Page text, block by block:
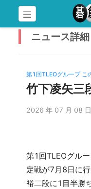
ニュース詳細
第1回TLEOグループ こ
竹下凌矢三
2026 年 07 月 08
第1回TLEOグル
定戦が7月8日に
裕二段に1目半勝